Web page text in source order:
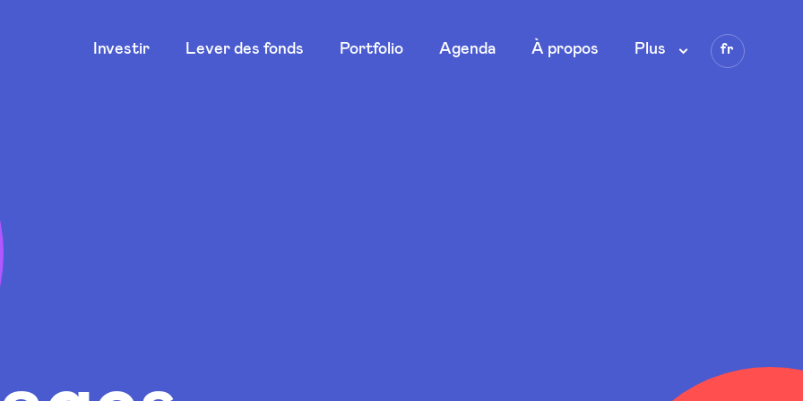
Main
Investir Lever des fonds Portfolio Agenda À propos Plus Language
fr